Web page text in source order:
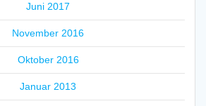
Juni 2017
November 2016
Oktober 2016
Januar 2013